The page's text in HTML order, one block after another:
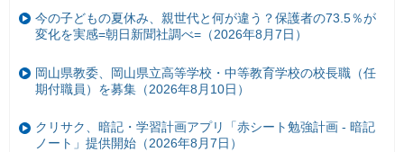
今の子どもの夏休み、親世代と何が違う？保護者の73.5％が
変化を実感=朝日新聞社調べ=（2026年8月7日）
岡山県教委、岡山県立高等学校・中等教育学校の校長職（任
期付職員）を募集（2026年8月10日）
クリサク、暗記・学習計画アプリ「赤シート勉強計画 - 暗記
ノート」提供開始（2026年8月7日）